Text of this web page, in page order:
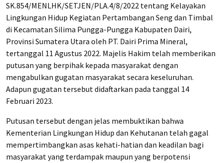
SK.854/MENLHK/SETJEN/PLA.4/8/2022 tentang Kelayakan
Lingkungan Hidup Kegiatan Pertambangan Seng dan Timbal
di Kecamatan Silima Pungga-Pungga Kabupaten Dairi,
Provinsi Sumatera Utara oleh PT. Dairi Prima Mineral,
tertanggal 11 Agustus 2022. Majelis Hakim telah memberikan
putusan yang berpihak kepada masyarakat dengan
mengabulkan gugatan masyarakat secara keseluruhan.
Adapun gugatan tersebut didaftarkan pada tanggal 14
Februari 2023.
Putusan tersebut dengan jelas membuktikan bahwa
Kementerian Lingkungan Hidup dan Kehutanan telah gagal
mempertimbangkan asas kehati-hatian dan keadilan bagi
masyarakat yang terdampak maupun yang berpotensi